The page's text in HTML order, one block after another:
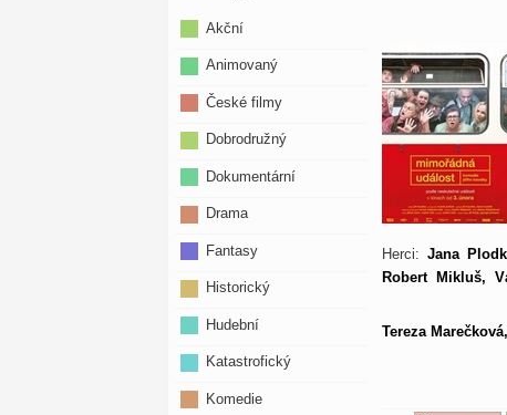
Herci: Jana
Robert Mikluš,
Tereza
Akční
Animovaný
České filmy
Dobrodružný
Dokumentární
Drama
Fantasy
Historický
Hudební
Katastrofický
Komedie